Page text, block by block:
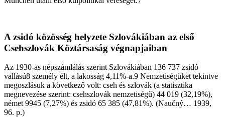
A zsidó közösség helyzete Szlovákiában az első
Csehszlovák Köztársaság végnapjaiban
Az 1930-as népszámlálás szerint Szlovákiában 136 737 zsidó
vallású8 személy élt, a lakosság 4,11%-a.9 Nemzetiségüket tekintve
megoszlásuk a következő volt: cseh és szlovák (a statisztika
megnevezése szerint: csehszlovák nemzetiségű) 44 019 (32,19%),
német 9945 (7,27%) és zsidó 65 385 (47,81%). (Naučný… 1939,
96. p.)